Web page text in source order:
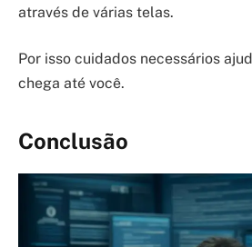
através de várias telas.
Por isso cuidados necessários
chega até você.
Conclusão